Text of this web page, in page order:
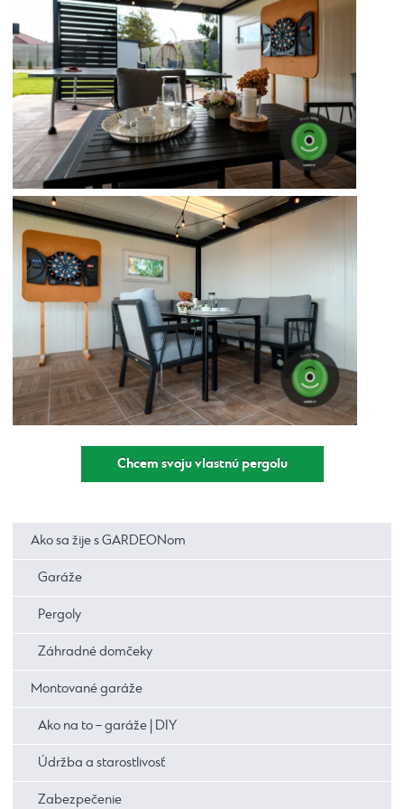
Chcem svoju vlastnú pergolu
Ako sa žije s GARDEONom
Garáže
Pergoly
Záhradné domčeky
Montované garáže
Ako na to – garáže | DIY
Údržba a starostlivosť
Zabezpečenie